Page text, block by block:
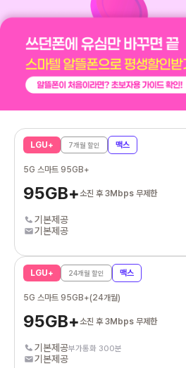
LGU+ 7개월 할인 맥스
5G 스마트 95GB+
95GB+소진 후 3Mbps 무제한
기본제공
기본제공
LGU+ 24개월 할인 맥스
5G 스마트 95GB+(24개월)
95GB+소진 후 3Mbps 무제한
기본제공부가통화 300분
기본제공